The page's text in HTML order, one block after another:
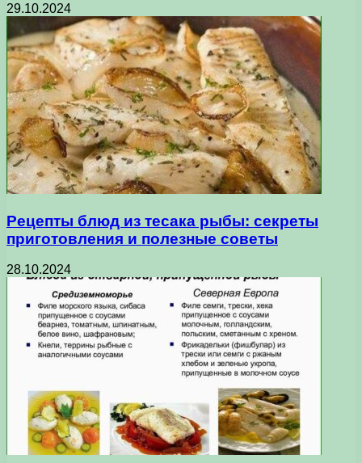
29.10.2024
Рецепты блюд из тесака рыбы: секреты
приготовления и полезные советы
28.10.2024